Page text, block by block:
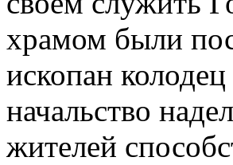
храмом были
ископан
начальство
жителей